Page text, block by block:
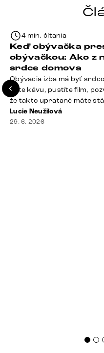
4 min. čítania
Keď obývačka
obývačkou: Ako z
srdce domova
Obývacia izba má byť
dáte kávu, pustíte film,
že takto upratané máte
sedačky, ovládač záhadne
slúži ako odkladisko
Lucie Neužilová
29. 6. 2026